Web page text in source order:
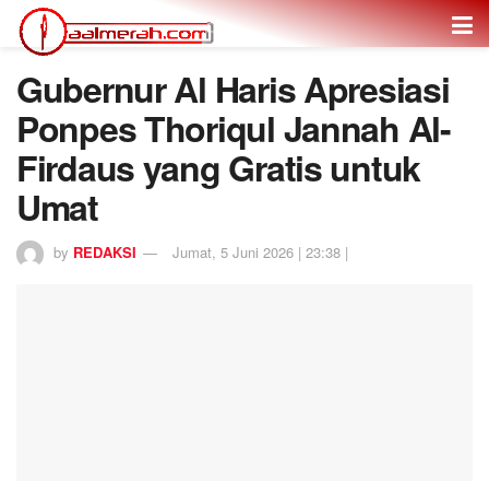
Gubernur Al Haris Apresiasi
Ponpes Thoriqul Jannah Al-
Firdaus yang Gratis untuk
Umat
by REDAKSI Jumat, 5 Juni 2026 | 23:38 |